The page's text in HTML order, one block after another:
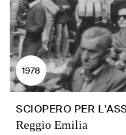
1978
SCIOPERO PER
Reggio Emilia